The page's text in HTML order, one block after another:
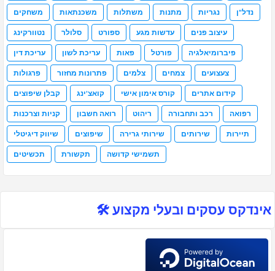
משחקים
משכנתאות משתלות מתנות נגריות
נדל"ן
נטוורקינג
סלולר ספורט עדשות מגע
עיצוב פנים
עריכת דין
עריכת לשון פאות פורטל
פיברומיאלגיה
פרגולות
פתרונות מחזור צלמים צמחים
צעצועים
קבלן שיפוצים
קואצ'ינג קורס אימון אישי
קידום אתרים
קניות וצרכנות
רואה חשבון ריהוט רכב ותחבורה
רפואה
שיווק דיגיטלי
שיפוצים שירותי גרירה שירותים
תיירות
תכשיטים
תקשורת תשמישי קדושה
אינדקס עסקים ובעלי מקצוע 🛠